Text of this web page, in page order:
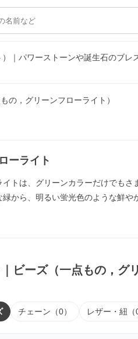
｜パワーストーンや誕生石のブレ
の，グリーンフローライト）
ーライト
トは、グリーンカラーだけでもさ
から、明るい蛍光色のような鮮や
ビーズ（一点もの，グ
チェーン（0） レザー・紐（0